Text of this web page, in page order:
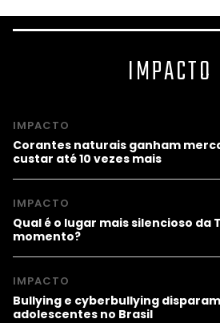
IMPACTO
IMPACTO
Corantes naturais ganham
custar até 10 vezes mais
IMPACTO
Qual é o lugar mais silencioso da
momento?
IMPACTO
Bullying e cyberbullying
adolescentes no Brasil